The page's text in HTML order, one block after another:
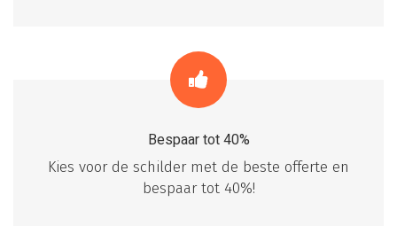
Bespaar tot 40%
Kies voor de schilder met de beste offerte en
bespaar tot 40%!